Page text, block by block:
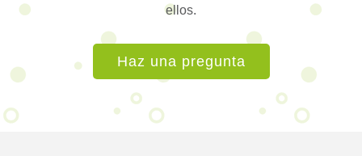
ellos.
Haz una pregunta